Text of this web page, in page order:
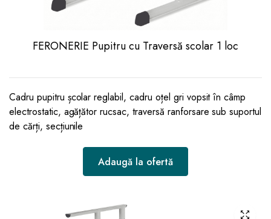
FERONERIE Pupitru cu Traversă scolar 1 loc
Cadru pupitru școlar reglabil, cadru oțel gri vopsit în câmp
electrostatic, agățător rucsac, traversă ranforsare sub suportul
de cărți, secțiunile
Adaugă la ofertă